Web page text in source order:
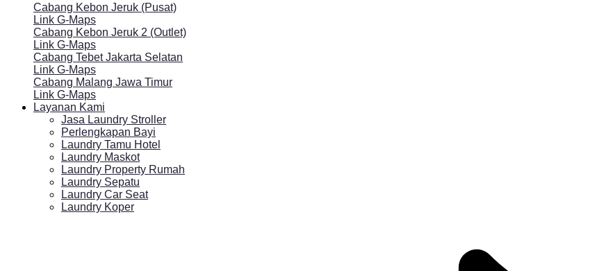
Cabang Kebon Jeruk (Pusat)
Link G-Maps
Cabang Kebon Jeruk 2 (Outlet)
Link G-Maps
Cabang Tebet Jakarta Selatan
Link G-Maps
Cabang Malang Jawa Timur
Link G-Maps
Layanan Kami
Jasa Laundry Stroller
Perlengkapan Bayi
Laundry Tamu Hotel
Laundry Maskot
Laundry Property Rumah
Laundry Sepatu
Laundry Car Seat
Laundry Koper